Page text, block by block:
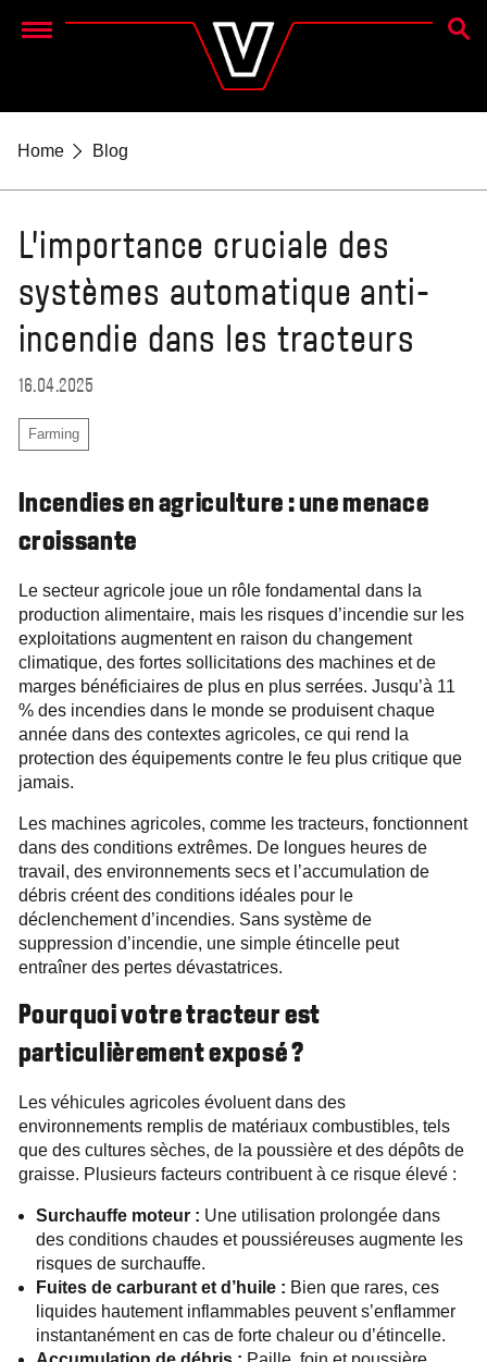
Menu
Home Blog
L’importance cruciale des
systèmes automatique anti-
incendie dans les tracteurs
16.04.2025
Farming
Incendies en agriculture : une menace
croissante
Le secteur agricole joue un rôle fondamental dans la
production alimentaire, mais les risques d’incendie sur les
exploitations augmentent en raison du changement
climatique, des fortes sollicitations des machines et de
marges bénéficiaires de plus en plus serrées. Jusqu’à 11
% des incendies dans le monde se produisent chaque
année dans des contextes agricoles, ce qui rend la
protection des équipements contre le feu plus critique que
jamais.
Les machines agricoles, comme les tracteurs, fonctionnent
dans des conditions extrêmes. De longues heures de
travail, des environnements secs et l’accumulation de
débris créent des conditions idéales pour le
déclenchement d’incendies. Sans système de
suppression d’incendie, une simple étincelle peut
entraîner des pertes dévastatrices.
Pourquoi votre tracteur est
particulièrement exposé ?
Les véhicules agricoles évoluent dans des
environnements remplis de matériaux combustibles, tels
que des cultures sèches, de la poussière et des dépôts de
graisse. Plusieurs facteurs contribuent à ce risque élevé :
Surchauffe moteur : Une utilisation prolongée dans
des conditions chaudes et poussiéreuses augmente les
risques de surchauffe.
Fuites de carburant et d’huile : Bien que rares, ces
liquides hautement inflammables peuvent s’enflammer
instantanément en cas de forte chaleur ou d’étincelle.